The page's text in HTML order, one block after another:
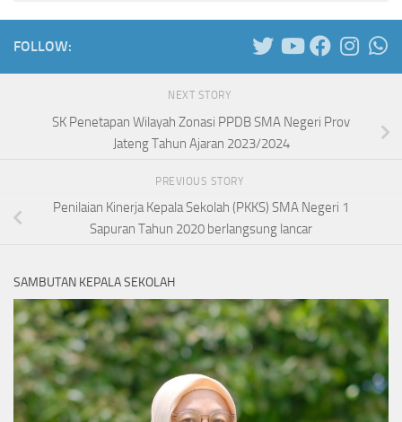
FOLLOW:
NEXT STORY
SK Penetapan Wilayah Zonasi PPDB SMA Negeri Prov
Jateng Tahun Ajaran 2023/2024
PREVIOUS STORY
Penilaian Kinerja Kepala Sekolah (PKKS) SMA Negeri 1
Sapuran Tahun 2020 berlangsung lancar
SAMBUTAN KEPALA SEKOLAH